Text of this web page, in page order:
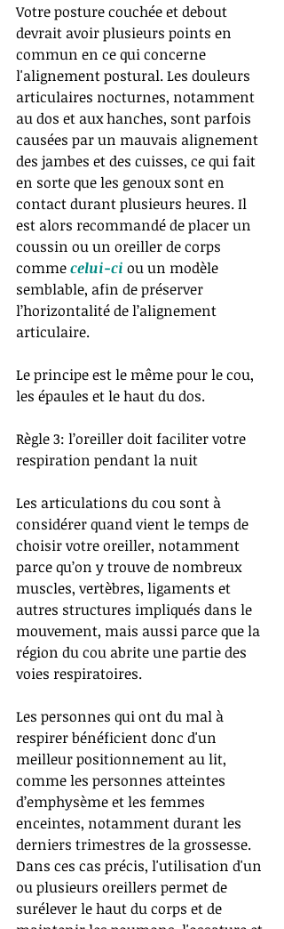
Votre posture couchée et debout
devrait avoir plusieurs points en
commun en ce qui concerne
l'alignement postural. Les douleurs
articulaires nocturnes, notamment
au dos et aux hanches, sont parfois
causées par un mauvais alignement
des jambes et des cuisses, ce qui fait
en sorte que les genoux sont en
contact durant plusieurs heures. Il
est alors recommandé de placer un
coussin ou un oreiller de corps
comme celui-ci ou un modèle
semblable, afin de préserver
l’horizontalité de l’alignement
articulaire.
Le principe est le même pour le cou,
les épaules et le haut du dos.
Règle 3: l’oreiller doit faciliter votre
respiration pendant la nuit
Les articulations du cou sont à
considérer quand vient le temps de
choisir votre oreiller, notamment
parce qu’on y trouve de nombreux
muscles, vertèbres, ligaments et
autres structures impliqués dans le
mouvement, mais aussi parce que la
région du cou abrite une partie des
voies respiratoires.
Les personnes qui ont du mal à
respirer bénéficient donc d'un
meilleur positionnement au lit,
comme les personnes atteintes
d’emphysème et les femmes
enceintes, notamment durant les
derniers trimestres de la grossesse.
Dans ces cas précis, l'utilisation d'un
ou plusieurs oreillers permet de
surélever le haut du corps et de